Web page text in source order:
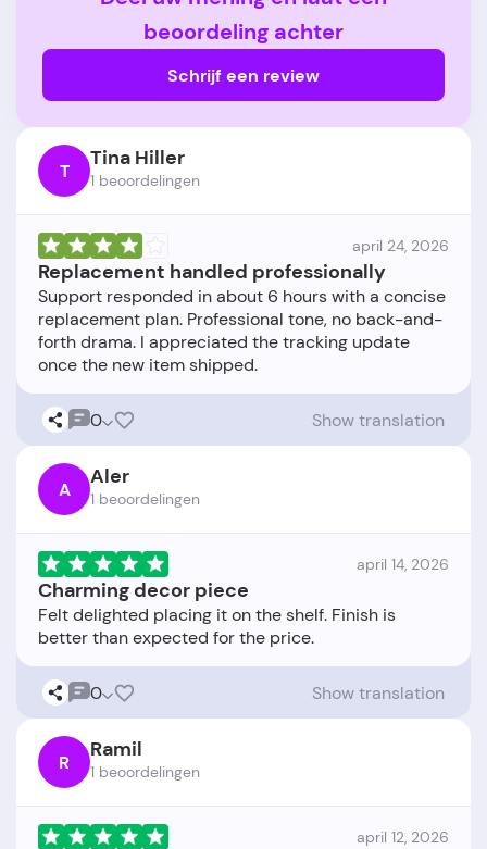
beoordeling achter
Schrijf een review
T Tina Hiller
1 beoordelingen
april 24, 2026
Replacement handled professionally
Support responded in about 6 hours with a concise
replacement plan. Professional tone, no back-and-
forth drama. I appreciated the tracking update
0 Show translation
A Aler
1 beoordelingen
april 14, 2026
Charming decor piece
Felt delighted placing it on the shelf. Finish is
0 Show translation
R Ramil
1 beoordelingen
april 12, 2026